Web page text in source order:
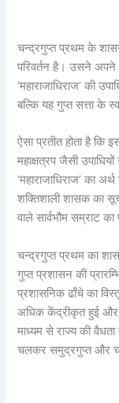
चन्द्रगुप्त प्रथम के
परिवर्तन है। उसने अपने
‘महाराजाधिराज’ की
बल्कि यह गुप्त सत्ता के
ऐसा प्रतीत होता है कि
महाक्षत्रप जैसी
‘महाराजाधिराज’ का
शक्तिशाली शासक का
वाले सार्वभौम सम्राट
चन्द्रगुप्त प्रथम का
गुप्त प्रशासन की
प्रशासनिक ढाँचे का
अधिक केंद्रीकृत हुई और
माध्यम से राज्य की
चलकर समुद्रगुप्त और